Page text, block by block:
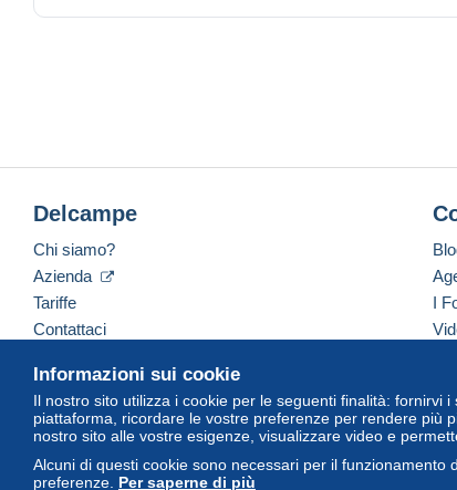
Informazioni sui cookie
Il nostro sito utilizza i cookie per le seguenti finalità: fornirvi
piattaforma, ricordare le vostre preferenze per rendere più
nostro sito alle vostre esigenze, visualizzare video e
Alcuni di questi cookie sono necessari per il
preferenze. Per saperne di più
Delcampe
Chi siamo?
Azienda
Tariffe
Contattaci
I
Italiano USD America/Indiana/Vevay
© Delcampe International Srl. Tutti i diritti riservati.